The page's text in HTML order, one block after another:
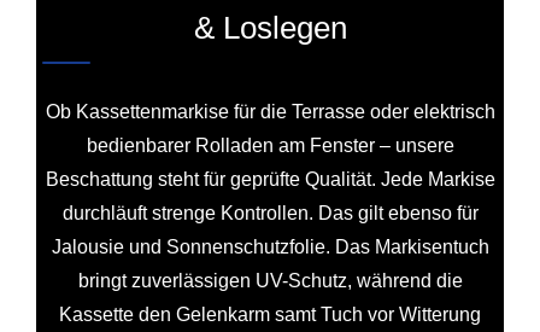
& Loslegen
Ob Kassettenmarkise für die Terrasse oder elektrisch
bedienbarer Rolladen am Fenster – unsere
Beschattung steht für geprüfte Qualität. Jede Markise
durchläuft strenge Kontrollen. Das gilt ebenso für
Jalousie und Sonnenschutzfolie. Das Markisentuch
bringt zuverlässigen UV-Schutz, während die
Kassette den Gelenkarm samt Tuch vor Witterung